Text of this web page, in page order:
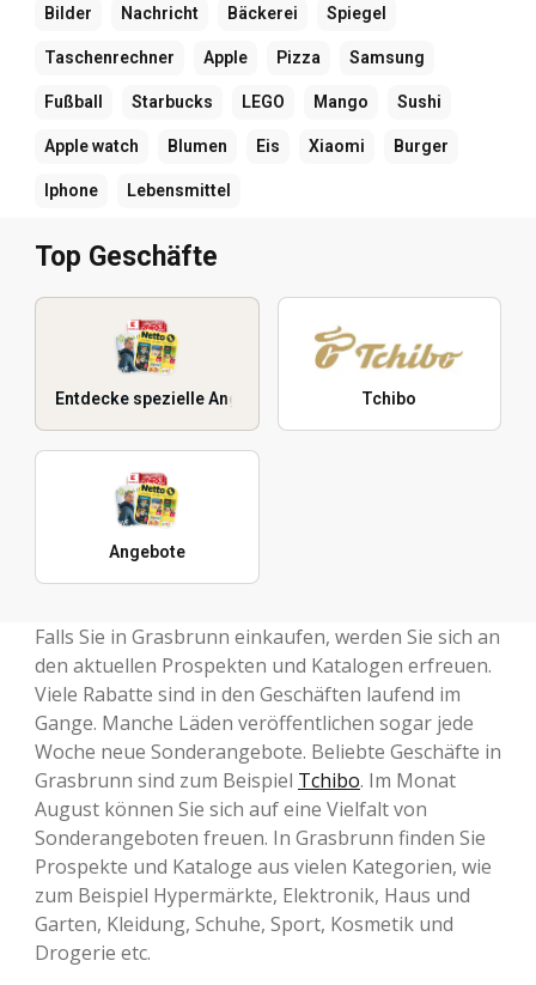
Bilder Nachricht Bäckerei Spiegel
Taschenrechner Apple Pizza Samsung
Fußball Starbucks LEGO Mango Sushi
Apple watch Blumen Eis Xiaomi Burger
Iphone Lebensmittel
Top Geschäfte
Entdecke spezielle Angebote Tchibo
Angebote
Falls Sie in Grasbrunn einkaufen, werden Sie sich an
den aktuellen Prospekten und Katalogen erfreuen.
Viele Rabatte sind in den Geschäften laufend im
Gange. Manche Läden veröffentlichen sogar jede
Woche neue Sonderangebote. Beliebte Geschäfte in
Grasbrunn sind zum Beispiel Tchibo. Im Monat
August können Sie sich auf eine Vielfalt von
Sonderangeboten freuen. In Grasbrunn finden Sie
Prospekte und Kataloge aus vielen Kategorien, wie
zum Beispiel Hypermärkte, Elektronik, Haus und
Garten, Kleidung, Schuhe, Sport, Kosmetik und
Drogerie etc.